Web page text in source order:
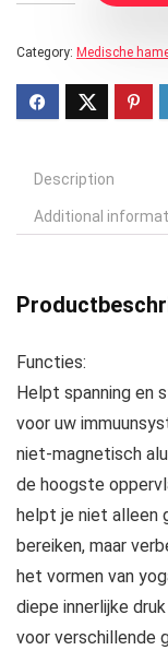
Category: Medische
Description
Additional
Functies:
Helpt spanning en
voor uw
niet-magnetisch
de hoogste
helpt je niet alleen
bereiken, maar
het vormen van
diepe innerlijke
voor verschillende